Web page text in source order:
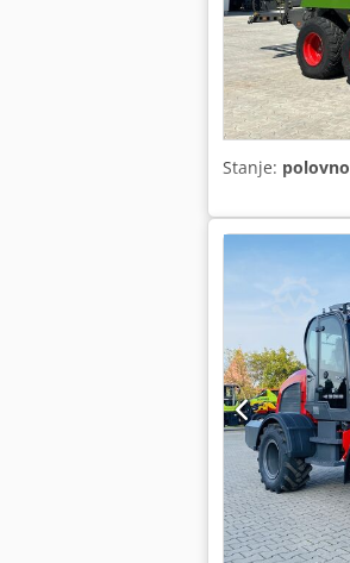
Stanje: polovno